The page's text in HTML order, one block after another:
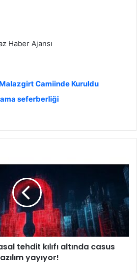
Haber Ajansı
Camiinde Kuruldu
seferberliği
tehdit kılıfı altında casus
yayıyor!